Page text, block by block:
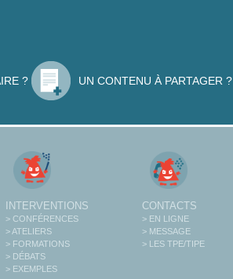
? UN CONTENU À PARTAGER ?
INTERVENTIONS
> CONFÉRENCES
> ATELIERS
> FORMATIONS
> DÉBATS
> EXEMPLES
CONTACTS
> EN LIGNE
> MESSAGE
> LES TPE/TIPE